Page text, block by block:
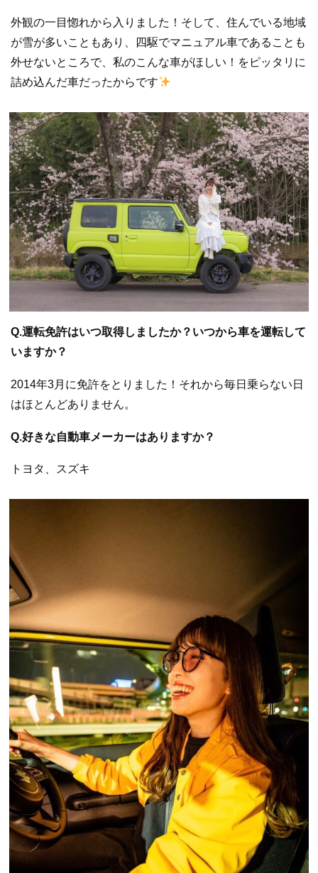
外観の一目惚れから入りました！そして、住んでいる地域
が雪が多いこともあり、四駆でマニュアル車であることも
外せないところで、私のこんな車がほしい！をピッタリに
詰め込んだ車だったからです
Q.運転免許はいつ取得しましたか？いつから車を運転して
いますか？
2014年3月に免許をとりました！それから毎日乗らない日
はほとんどありません。
Q.好きな自動車メーカーはありますか？
トヨタ、スズキ